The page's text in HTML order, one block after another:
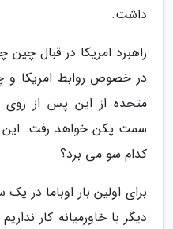
داشت.
راهبرد امریکا در قبال
در خصوص روابط امریکا و
متحده از این پس از روی
سمت پکن خواهد رفت. این
کدام سو می برد؟
برای اولین بار اوباما در
دیگر با خاورمیانه کار